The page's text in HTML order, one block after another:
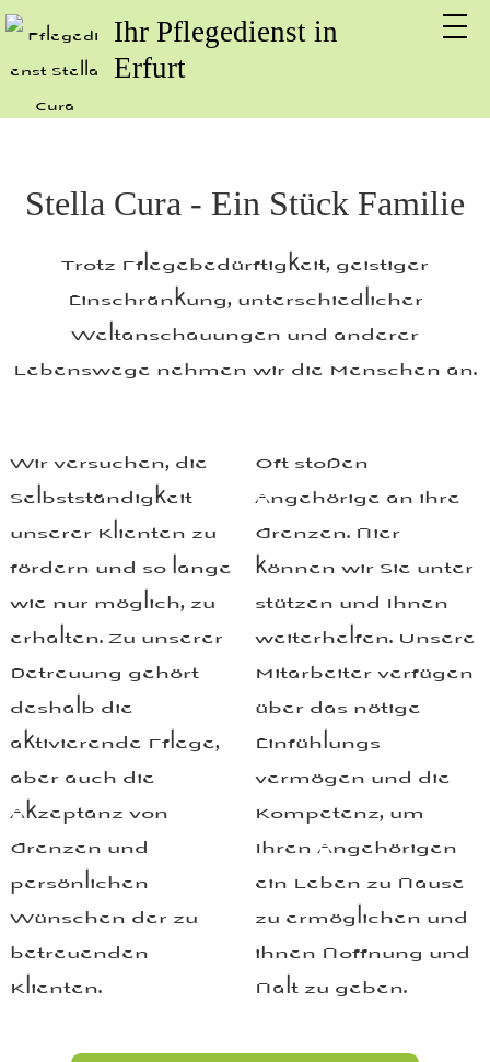
Ihr Pflegedienst in
Erfurt
Stella Cura - Ein Stück Familie
Trotz Pflegebedürftigkeit, geistiger
Einschränkung, unterschiedlicher
Weltanschauungen und anderer
Lebenswege nehmen wir die Menschen an.
Wir versuchen, die
Selbstständigkeit
unserer Klienten zu
fördern und so lange
wie nur möglich, zu
erhalten. Zu unserer
Betreuung gehört
deshalb die
aktivierende Pflege,
aber auch die
Akzeptanz von
Grenzen und
persönlichen
Wünschen der zu
betreuenden
Klienten.
Oft stoßen
Angehörige an ihre
Grenzen. Hier
können wir Sie unter
stützen und Ihnen
weiterhelfen. Unsere
Mitarbeiter verfügen
über das nötige
Einfühlungs
vermögen und die
Kompetenz, um
Ihren Angehörigen
ein Leben zu Hause
zu ermöglichen und
ihnen Hoffnung und
Halt zu geben.